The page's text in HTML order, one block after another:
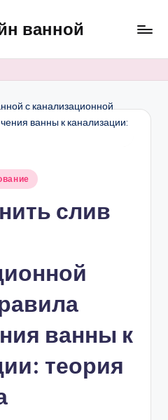
ванной
слив
ванны к
теория